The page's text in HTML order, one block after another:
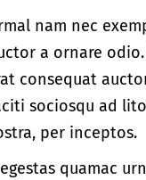
nam nec
a ornare odio.
consequat
sociosqu ad
per inceptos.
quamac